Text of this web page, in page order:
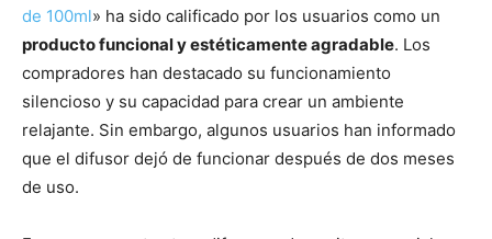
de 100ml» ha sido calificado por los usuarios como un
producto funcional y estéticamente agradable. Los
compradores han destacado su funcionamiento
silencioso y su capacidad para crear un ambiente
relajante. Sin embargo, algunos usuarios han informado
que el difusor dejó de funcionar después de dos meses
de uso.